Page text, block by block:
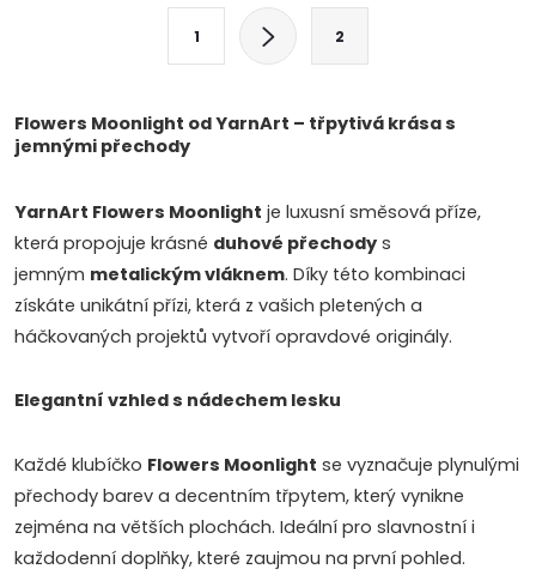
d
a
c
í
p
r
v
k
y
v
á
n
o
v
á
n
1 2
Flowers Moonlight od YarnArt – třpytivá krása s
jemnými přechody
YarnArt Flowers Moonlight je luxusní směsová příze,
která propojuje krásné duhové přechody s
jemným metalickým vláknem. Díky této kombinaci
získáte unikátní přízi, která z vašich pletených a
háčkovaných projektů vytvoří opravdové originály.
Elegantní vzhled s nádechem lesku
Každé klubíčko Flowers Moonlight se vyznačuje plynulými
přechody barev a decentním třpytem, který vynikne
zejména na větších plochách. Ideální pro slavnostní i
každodenní doplňky, které zaujmou na první pohled.